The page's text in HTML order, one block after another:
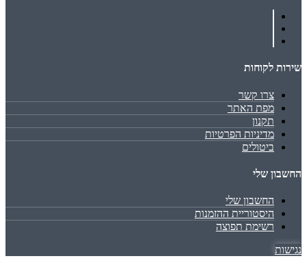
שירות לקוחות
צרו קשר
מפת האתר
תקנון
מדיניות הפרטיות
ביטולים
החשבון שלי
החשבון שלי
היסטוריית ההזמנות
רשימת תפוצה
נגישות